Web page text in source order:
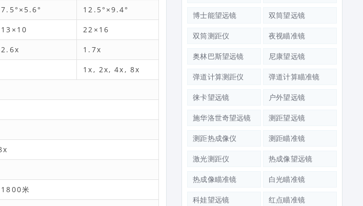
7.5°×5.6° 12.5°×9.4°
13×10 22×16
2.6x 1.7x
1x, 2x, 4x, 8x
1800米
博士能望远镜 双筒望远镜
双筒测距仪 夜视瞄准镜
奥林巴斯望远镜 尼康望远镜
弹道计算测距仪 弹道计算瞄准镜
徕卡望远镜 户外望远镜
施华洛世奇望远镜 测距望远镜
测距热成像仪 测距瞄准镜
激光测距仪 热成像望远镜
热成像瞄准镜 白光瞄准镜
科娃望远镜 红点瞄准镜